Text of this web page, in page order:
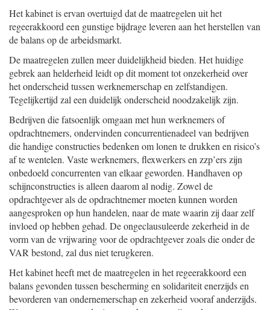
Het kabinet is ervan overtuigd dat de maatregelen uit het
regeerakkoord een gunstige bijdrage leveren aan het herstellen van
de balans op de arbeidsmarkt.
De maatregelen zullen meer duidelijkheid bieden. Het huidige
gebrek aan helderheid leidt op dit moment tot onzekerheid over
het onderscheid tussen werknemerschap en zelfstandigen.
Tegelijkertijd zal een duidelijk onderscheid noodzakelijk zijn.
Bedrijven die fatsoenlijk omgaan met hun werknemers of
opdrachtnemers, ondervinden concurrentienadeel van bedrijven
die handige constructies bedenken om lonen te drukken en risico’s
af te wentelen. Vaste werknemers, flexwerkers en zzp’ers zijn
onbedoeld concurrenten van elkaar geworden. Handhaven op
schijnconstructies is alleen daarom al nodig. Zowel de
opdrachtgever als de opdrachtnemer moeten kunnen worden
aangesproken op hun handelen, naar de mate waarin zij daar zelf
invloed op hebben gehad. De ongeclausuleerde zekerheid in de
vorm van de vrijwaring voor de opdrachtgever zoals die onder de
VAR bestond, zal dus niet terugkeren.
Het kabinet heeft met de maatregelen in het regeerakkoord een
balans gevonden tussen bescherming en solidariteit enerzijds en
bevorderen van ondernemerschap en zekerheid vooraf anderzijds.